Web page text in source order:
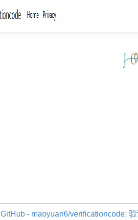
GitHub - maoyuan6/verificationcode: